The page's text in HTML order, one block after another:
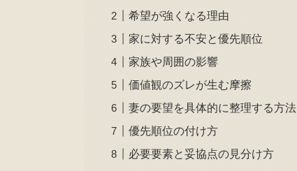
希望が強くなる理由
家に対する不安と優先順位
家族や周囲の影響
価値観のズレが生む摩擦
妻の要望を具体的に整理する方法
優先順位の付け方
必要要素と妥協点の見分け方